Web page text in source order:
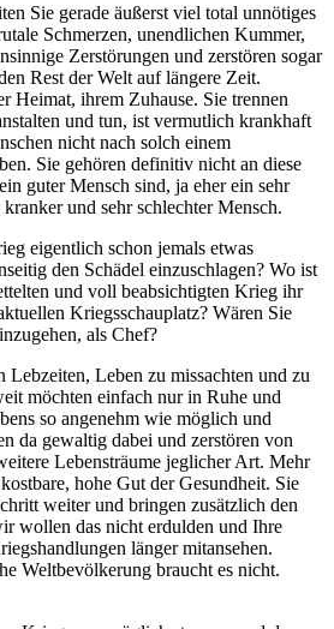
Sie gerade äußerst viel total unnötiges
Schmerzen, unendlichen Kummer,
Zerstörungen und zerstören sogar
Rest der Welt auf längere Zeit.
Heimat, ihrem Zuhause. Sie trennen
und tun, ist vermutlich krankhaft
nicht nach solch einem
Sie gehören definitiv nicht an diese
guter Mensch sind, ja eher ein sehr
kranker und sehr schlechter Mensch.
eigentlich schon jemals etwas
den Schädel einzuschlagen? Wo ist
und voll beabsichtigten Krieg ihr
Kriegsschauplatz? Wären Sie
als Chef?
Lebzeiten, Leben zu missachten und zu
möchten einfach nur in Ruhe und
so angenehm wie möglich und
da gewaltig dabei und zerstören von
Lebensträume jeglicher Art. Mehr
hohe Gut der Gesundheit. Sie
weiter und bringen zusätzlich den
wollen das nicht erdulden und Ihre
länger mitansehen.
Weltbevölkerung braucht es nicht.